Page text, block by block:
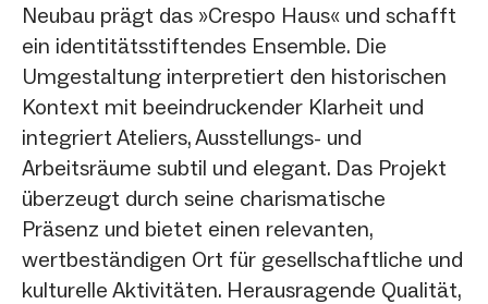
Neubau prägt das »Crespo Haus« und schafft
ein identitätsstiftendes Ensemble. Die
Umgestaltung interpretiert den historischen
Kontext mit beeindruckender Klarheit und
integriert Ateliers, Ausstellungs- und
Arbeitsräume subtil und elegant. Das Projekt
überzeugt durch seine charismatische
Präsenz und bietet einen relevanten,
wertbeständigen Ort für gesellschaftliche und
kulturelle Aktivitäten. Herausragende Qualität,